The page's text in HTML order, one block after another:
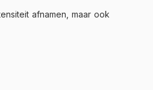
afnamen, maar ook